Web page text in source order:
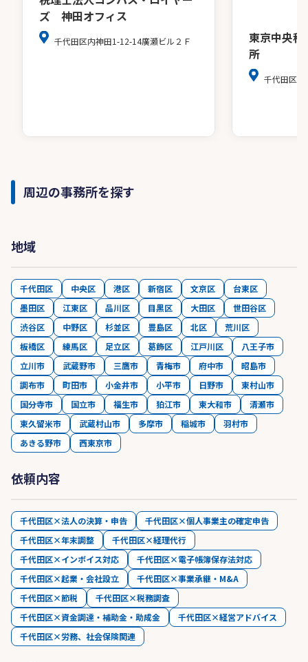
ズ 神田オフィス
千代田区内神田1-12-14廣瀬ビル２Ｆ
東京中央
所
千代田区麹
周辺の事務所を探す
地域
千代田区 中央区 港区 新宿区 文京区
台東区
墨田区
江東区 品川区 目黒区 大田区
世田谷区
渋谷区
中野区 杉並区 豊島区 北区
荒川区
板橋区
練馬区 足立区 葛飾区 江戸川区
八王子市
立川市
武蔵野市 三鷹市 青梅市 府中市
昭島市
調布市
町田市 小金井市 小平市 日野市
東村山市
国分寺市
国立市 福生市 狛江市 東大和市
清瀬市
東久留米市
武蔵村山市 多摩市 稲城市
羽村市
あきる野市
西東京市
依頼内容
千代田区×法人の決算・申告
千代田区×個人事業主の確定申告
千代田区×年末調整
千代田区×経理代行
千代田区×インボイス対応
千代田区×電子帳簿保存法対応
千代田区×起業・会社設立
千代田区×事業承継・M&A
千代田区×節税
千代田区×税務調査
千代田区×資金調達・補助金・助成金
千代田区×経営アドバイス
千代田区×労務、社会保険関連